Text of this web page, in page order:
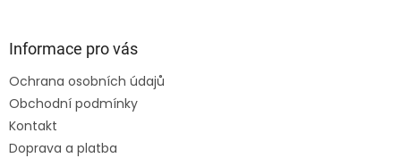
Informace pro vás
Ochrana osobních údajů
Obchodní podmínky
Kontakt
Doprava a platba